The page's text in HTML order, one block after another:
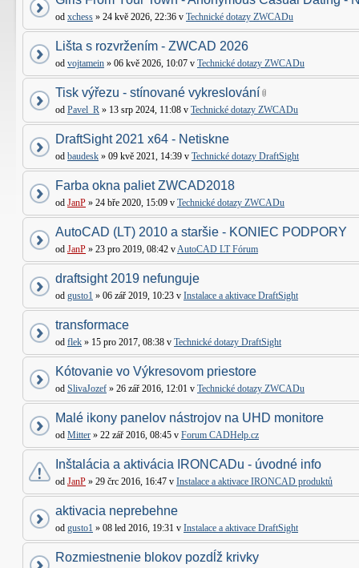
od xchess » 24 kvě 2026, 22:36 v Technické dotazy ZWCADu
Lišta s rozvržením - ZWCAD 2026
od vojtamein » 06 kvě 2026, 10:07 v Technické dotazy ZWCADu
Tisk výřezu - stínované vykreslování
od Pavel_R » 13 srp 2024, 11:08 v Technické dotazy ZWCADu
DraftSight 2021 x64 - Netiskne
od baudesk » 09 kvě 2021, 14:39 v Technické dotazy DraftSight
Farba okna paliet ZWCAD2018
od JanP » 24 bře 2020, 15:09 v Technické dotazy ZWCADu
AutoCAD (LT) 2010 a staršie - KONIEC PODPORY
od JanP » 23 pro 2019, 08:42 vAutoCAD LT Fórum
draftsight 2019 nefunguje
od gusto1 » 06 zář 2019, 10:23 v Instalace a aktivace DraftSight
transformace
od flek » 15 pro 2017, 08:38 v Technické dotazy DraftSight
Kótovanie vo Výkresovom priestore
od SlivaJozef » 26 zář 2016, 12:01 v Technické dotazy ZWCADu
Malé ikony panelov nástrojov na UHD monitore
od Mitter » 22 zář 2016, 08:45 v Forum CADHelp.cz
Inštalácia a aktivácia IRONCADu - úvodné info
od JanP » 29 črc 2016, 16:47 v Instalace a aktivace IRONCAD produktů
aktivacia neprebehne
od gusto1 » 08 led 2016, 19:31 v Instalace a aktivace DraftSight
Rozmiestnenie blokov pozdĺž krivky